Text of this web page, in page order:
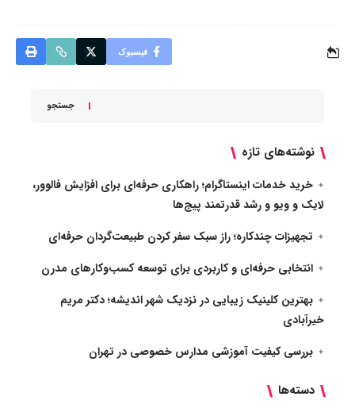
فیسبوک
جستجو
نوشته‌های تازه
خرید خدمات اینستاگرام؛ راهکاری حرفه‌ای برای افزایش فالوور،
لایک و ویو و رشد قدرتمند پیج‌ها
تجهیزات چندکاره؛ راز سبک سفر کردن طبیعت‌گردان حرفه‌ای
انتخابی حرفه‌ای و کاربردی برای توسعه کسب‌وکارهای مدرن
بهترین کلینیک زیبایی در نزدیک شهر اندیشه؛ دکتر مریم
خیرآبادی
بررسی کیفیت آموزشی مدارس خصوصی در تهران
دسته‌ها